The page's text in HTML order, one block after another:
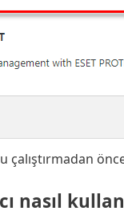
çalıştırmadan
nasıl